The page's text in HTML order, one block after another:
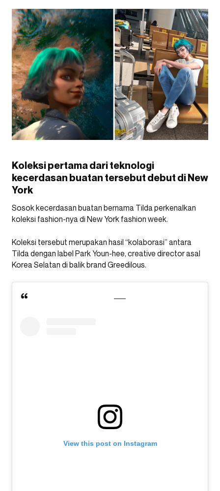
Koleksi pertama dari teknologi
kecerdasan buatan tersebut debut di New
York
Sosok kecerdasan buatan bernama Tilda perkenalkan
koleksi fashion-nya di New York fashion week.
Koleksi tersebut merupakan hasil “kolaborasi” antara
Tilda dengan label Park Youn-hee, creative director asal
Korea Selatan di balik brand Greedilous.
View this post on Instagram